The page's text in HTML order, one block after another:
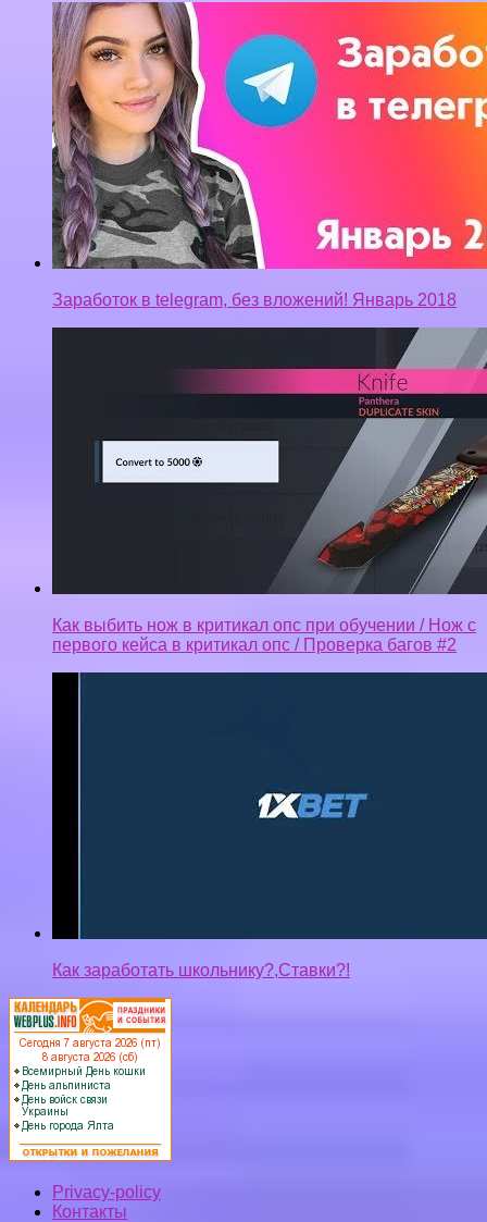
Заработок в telegram, без вложений! Январь 2018
Как выбить нож в критикал опс при обучении / Нож с
первого кейса в критикал опс / Проверка багов #2
Как заработать школьнику?,Ставки?!
Privacy-policy
Контакты